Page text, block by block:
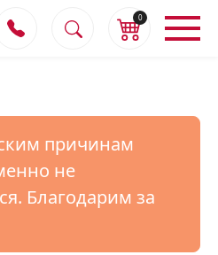
0
причинам
не
Благодарим за